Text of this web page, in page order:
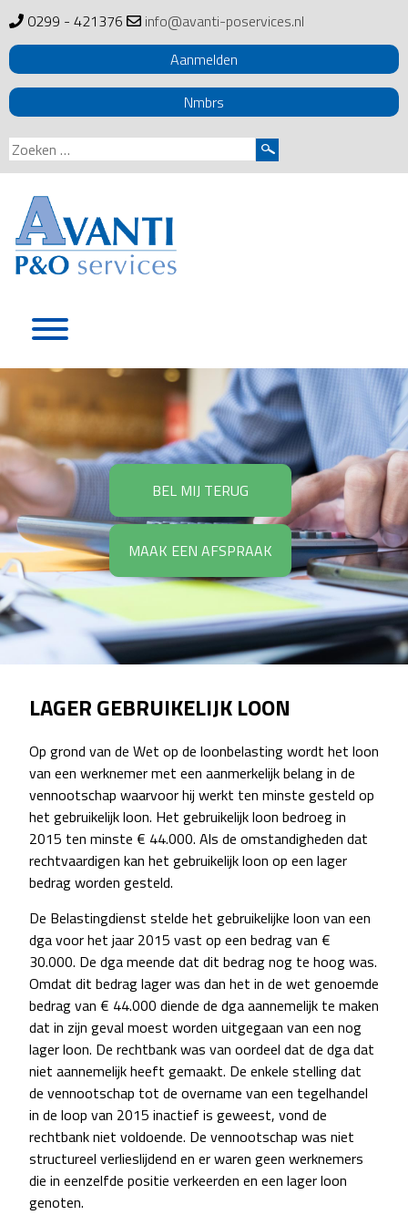
0299 - 421376
info@avanti-poservices.nl
Aanmelden
Nmbrs
Zoeken
naar:
BEL MIJ TERUG
MAAK EEN AFSPRAAK
LAGER GEBRUIKELIJK LOON
Op grond van de Wet op de loonbelasting wordt het loon
van een werknemer met een aanmerkelijk belang in de
vennootschap waarvoor hij werkt ten minste gesteld op
het gebruikelijk loon. Het gebruikelijk loon bedroeg in
2015 ten minste € 44.000. Als de omstandigheden dat
rechtvaardigen kan het gebruikelijk loon op een lager
bedrag worden gesteld.
De Belastingdienst stelde het gebruikelijke loon van een
dga voor het jaar 2015 vast op een bedrag van €
30.000. De dga meende dat dit bedrag nog te hoog was.
Omdat dit bedrag lager was dan het in de wet genoemde
bedrag van € 44.000 diende de dga aannemelijk te maken
dat in zijn geval moest worden uitgegaan van een nog
lager loon. De rechtbank was van oordeel dat de dga dat
niet aannemelijk heeft gemaakt. De enkele stelling dat
de vennootschap tot de overname van een tegelhandel
in de loop van 2015 inactief is geweest, vond de
rechtbank niet voldoende. De vennootschap was niet
structureel verlieslijdend en er waren geen werknemers
die in eenzelfde positie verkeerden en een lager loon
genoten.